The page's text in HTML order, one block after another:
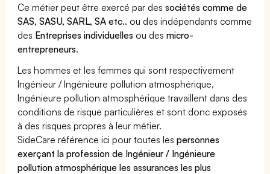
Ce métier peut être exercé par dessociétés comme de
SAS, SASU, SARL, SA etc.. ou des indépendants comme
des Entreprises individuelles ou desmicro-
entrepreneurs.
Les hommes et les femmes qui sont respectivement
Ingénieur / Ingénieure pollution atmosphérique,
Ingénieure pollution atmosphérique travaillent dans des
conditions de risque particulières et sont donc exposés
à des risques propres à leur métier.
SideCare référence ici pour toutes lespersonnes
exerçant la profession de Ingénieur / Ingénieure
pollution atmosphérique les assurances les plus